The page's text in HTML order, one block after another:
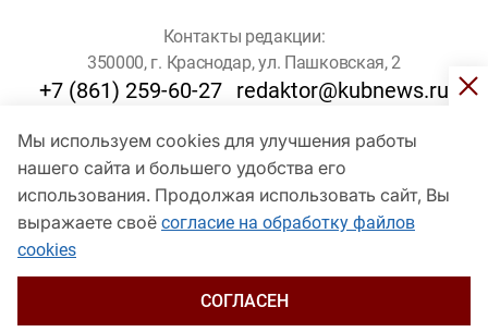
Мы используем cookies для улучшения работы
нашего сайта и большего удобства его
использования. Продолжая использовать сайт, Вы
выражаете своё согласие на обработку файлов
cookies
СОГЛАСЕН
Контакты редакции:
350000, г. Краснодар, ул. Пашковская, 2
+7 (861) 259-60-27 redaktor@kubnews.ru
Для пользователей старше 16 лет
© Кубанские Новости, 2017
Сетевое издание «kubnews» зарегистрировано Федеральной
службой по надзору в сфере связи, информационных технологий
и массовых коммуникаций (Роскомнадзор). Регистрационный
Пашковская, 2). Главный редактор – Филиппов О. Ю.